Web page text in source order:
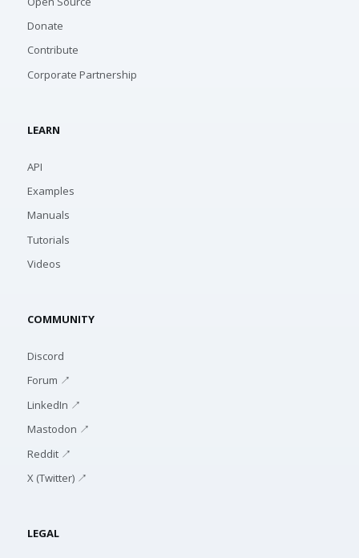
Donate
Contribute
Corporate Partnership
LEARN
API
Examples
Manuals
Tutorials
Videos
COMMUNITY
Discord
Forum ↗
LinkedIn ↗
Mastodon ↗
Reddit ↗
X (Twitter) ↗
LEGAL